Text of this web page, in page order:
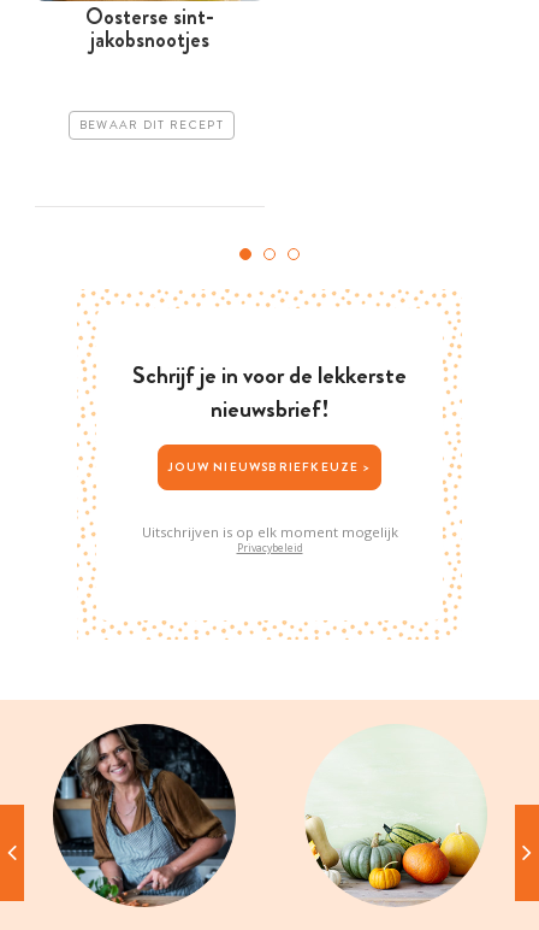
Oosterse sint-
jakobsnootjes
BEWAAR DIT RECEPT
Schrijf je in voor de lekkerste
nieuwsbrief!
JOUW NIEUWSBRIEFKEUZE >
Uitschrijven is op elk moment mogelijk
Privacybeleid